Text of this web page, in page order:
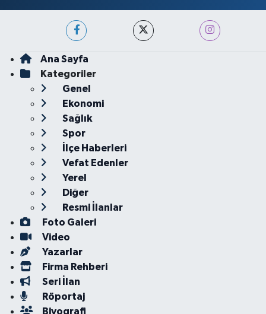
Ana Sayfa
Kategoriler
Genel
Ekonomi
Sağlık
Spor
İlçe Haberleri
Vefat Edenler
Yerel
Diğer
Resmi İlanlar
Foto Galeri
Video
Yazarlar
Firma Rehberi
Seri İlan
Röportaj
Biyografi